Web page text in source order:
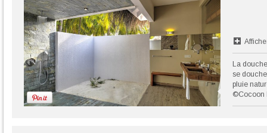
La
se
pluie
©Cocoon